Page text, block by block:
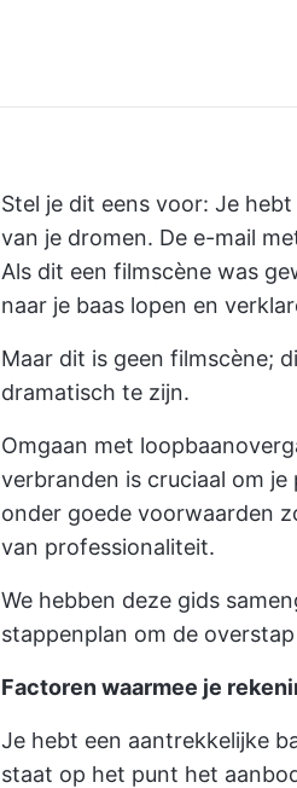
Stel je dit eens voor: Je
van je dromen. De e-mail
Als dit een filmscène was
naar je baas lopen en
Maar dit is geen filmscène;
dramatisch te zijn.
Omgaan met
verbranden is cruciaal om
onder goede voorwaarden
van professionaliteit.
We hebben deze gids
stappenplan om de
Factoren waarmee je
Je hebt een aantrekkelijke
staat op het punt het